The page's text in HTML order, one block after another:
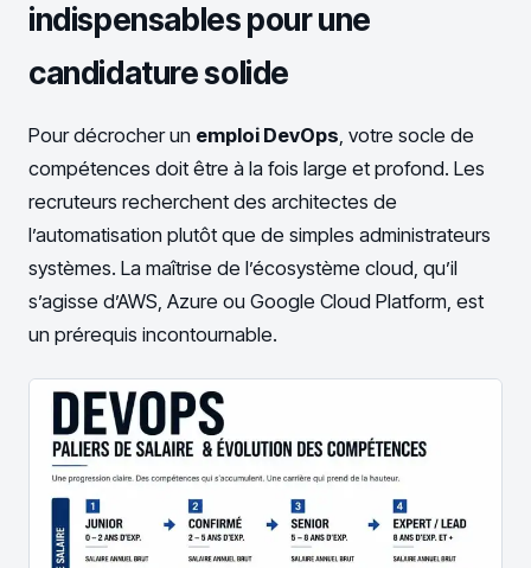
indispensables pour une
candidature solide
Pour décrocher un emploi DevOps , votre socle de
compétences doit être à la fois large et profond. Les
recruteurs recherchent des architectes de
l’automatisation plutôt que de simples administrateurs
systèmes. La maîtrise de l’écosystème cloud, qu’il
s’agisse d’AWS, Azure ou Google Cloud Platform, est
un prérequis incontournable.